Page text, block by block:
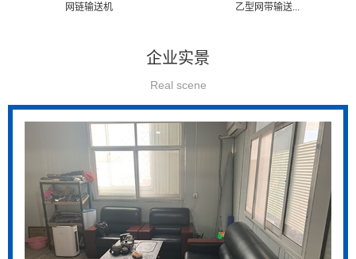
网链输送机 乙型网带输送...
企业实景
Real scene